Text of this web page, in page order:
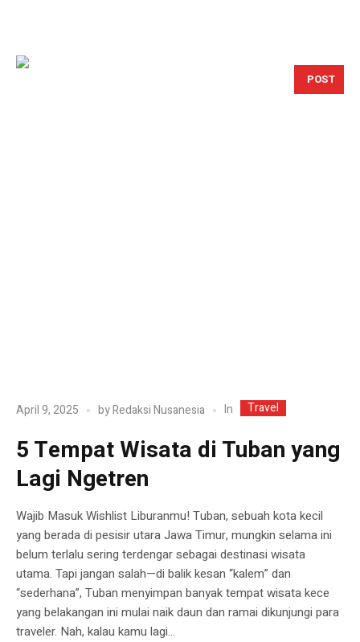
POST
April 9, 2025 byRedaksi Nusanesia In Travel
5 Tempat Wisata di Tuban yang
Lagi Ngetren
Wajib Masuk Wishlist Liburanmu! Tuban, sebuah kota kecil
yang berada di pesisir utara Jawa Timur, mungkin selama ini
belum terlalu sering terdengar sebagai destinasi wisata
utama. Tapi jangan salah—di balik kesan “kalem” dan
“sederhana”, Tuban menyimpan banyak tempat wisata kece
yang belakangan ini mulai naik daun dan ramai dikunjungi para
traveler. Nah, kalau kamu lagi...